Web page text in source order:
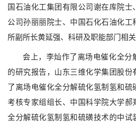
国石油化工集团有限公司谢在库院士
公司孙丽丽院士、中国石化石油化工
所副所长黄延强、科研及职能部门相
会上，李灿作了离场电催化全分
的研究报告，山东三维化学集团股份
了离场电催化全分解硫化氢制氢和硫
考核专家组组长、中国科学院大学郝
全分解硫化氢制氢和硫磺技术的中试